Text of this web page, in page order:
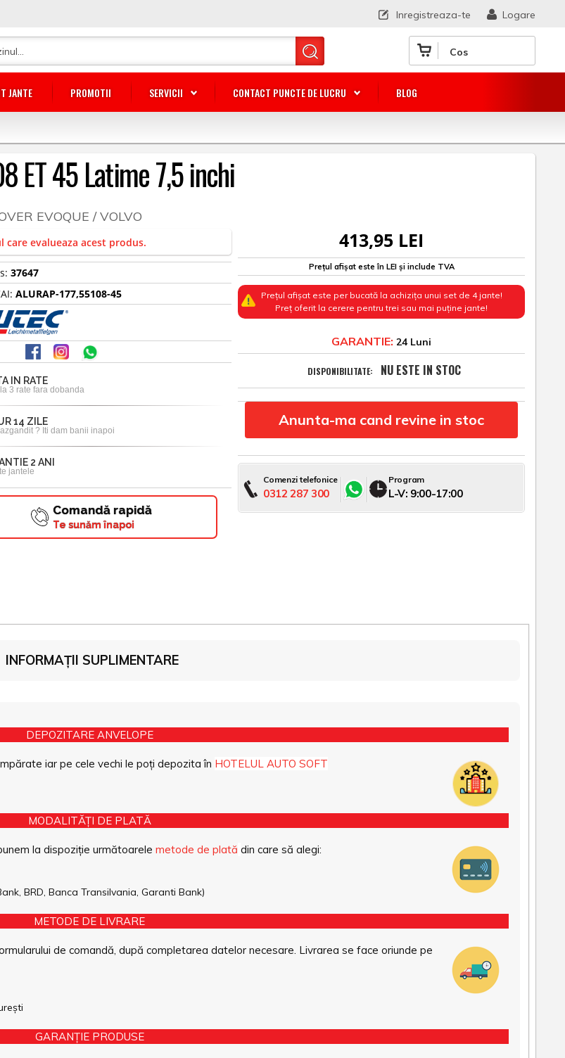
Cos
JANTE PROMOTII SERVICII CONTACT PUNCTE DE LUCRU BLOG
Logare
Inregistreaza-te
ET 45 Latime 7,5 inchi
EVOQUE / VOLVO
care evalueaza acest produs.
37647
ALURAP-177,55108-45
IN RATE
3 rate fara dobanda
14 ZILE
? Iti dam banii inapoi
2 ANI
jantele
Comandă rapidă
Te sunăm înapoi
413,95 LEI
Prețul afișat este în LEI și include TVA
Prețul afișat este per bucată la achizița unui set de 4 jante!
Preț oferit la cerere pentru trei sau mai puține jante!
GARANTIE: 24 Luni
DISPONIBILITATE: NU ESTE IN STOC
Anunta-ma cand revine in stoc
Comenzi telefonice
0312 287 300
Program
L-V: 9:00-17:00
INFORMAȚII SUPLIMENTARE
DEPOZITARE ANVELOPE
iar pe cele vechi le poți depozita în HOTELUL AUTO SOFT
MODALITĂȚI DE PLATĂ
la dispoziție următoarele metode de plată din care să alegi:
BRD, Banca Transilvania, Garanti Bank)
METODE DE LIVRARE
de comandă, după completarea datelor necesare. Livrarea se face oriunde pe
GARANȚIE PRODUSE